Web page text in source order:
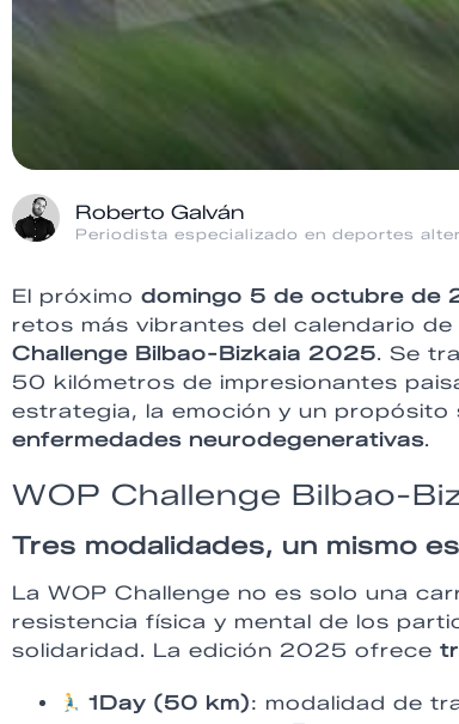
Roberto Galván
Periodista especializado en deportes
El próximo domingo 5 de octubre de
retos más vibrantes del calendario
Challenge Bilbao-Bizkaia 2025. Se
50 kilómetros de impresionantes
estrategia, la emoción y un propósito
enfermedades neurodegenerativas.
WOP Challenge Bilbao-
Tres modalidades, un mismo
La WOP Challenge no es solo una
resistencia física y mental de los
solidaridad. La edición 2025 ofrece
1Day (50 km): modalidad de